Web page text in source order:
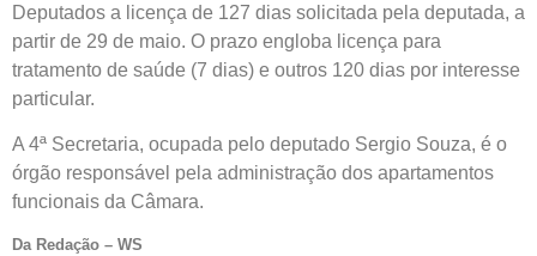
Deputados a licença de 127 dias solicitada pela deputada, a
partir de 29 de maio. O prazo engloba licença para
tratamento de saúde (7 dias) e outros 120 dias por interesse
particular.
A 4ª Secretaria, ocupada pelo deputado Sergio Souza, é o
órgão responsável pela administração dos apartamentos
funcionais da Câmara.
Da Redação – WS